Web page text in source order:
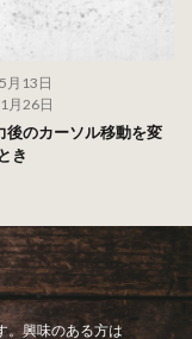
月13日
月26日
後のカーソル移動を変
き
。興味のある方は